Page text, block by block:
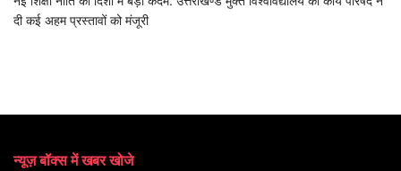
दी कई अहम प्रस्तावों को मंजूरी
न्यूज़ बॉक्स में खबर खोजे